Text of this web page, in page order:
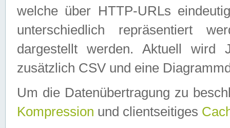
welche über HTTP-URLs
unterschiedlich repräsentiert
dargestellt werden. Aktuell wird
zusätzlich CSV und eine
Um die Datenübertragung zu
Kompression und clientseitiges